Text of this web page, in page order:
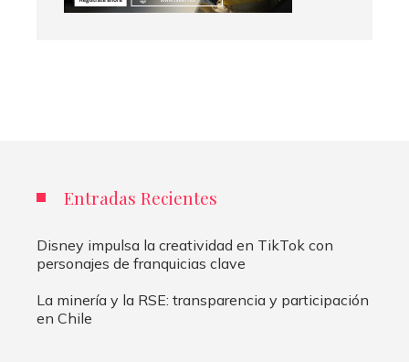
Entradas Recientes
Disney impulsa la creatividad en TikTok con
personajes de franquicias clave
La minería y la RSE: transparencia y participación
en Chile